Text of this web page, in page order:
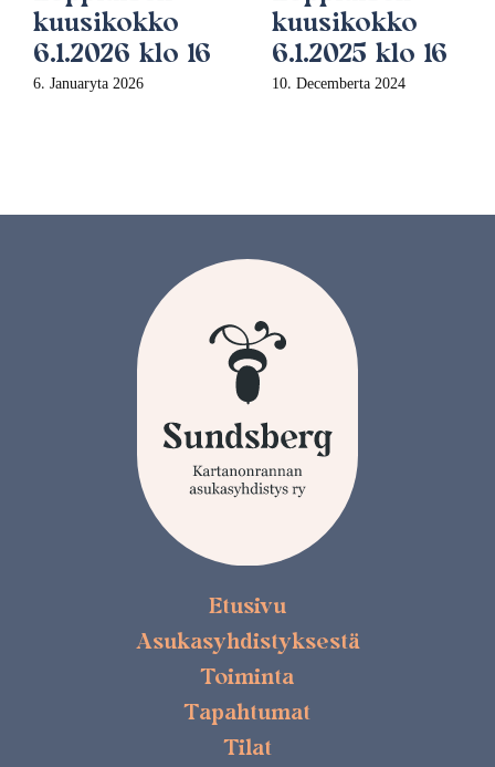
kuusikokko
6.1.2026 klo 16
6. Januaryta 2026
kuusikokko
6.1.2025 klo 16
10. Decemberta 2024
Etusivu
Asukasyhdistyksestä
Toiminta
Tapahtumat
Tilat